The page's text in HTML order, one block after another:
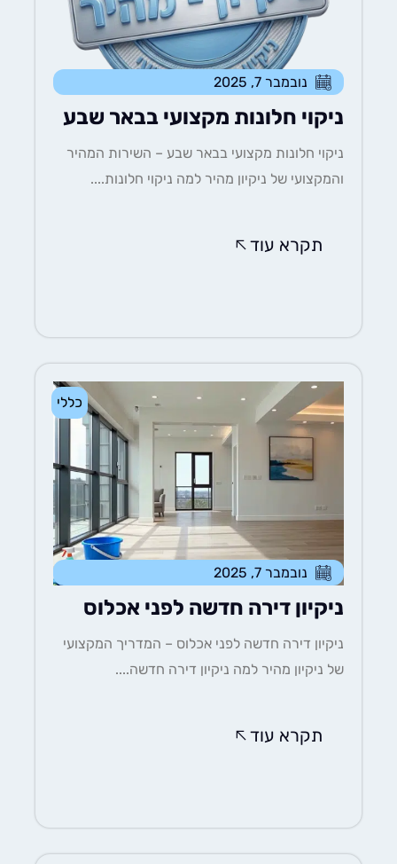
נובמבר 7, 2025
ניקוי חלונות מקצועי בבאר שבע
ניקוי חלונות מקצועי בבאר שבע – השירות המהיר
והמקצועי של ניקיון מהיר למה ניקוי חלונות....
תקרא עוד
נובמבר 7, 2025
ניקיון דירה חדשה לפני אכלוס
ניקיון דירה חדשה לפני אכלוס – המדריך המקצועי
של ניקיון מהיר למה ניקיון דירה חדשה....
תקרא עוד